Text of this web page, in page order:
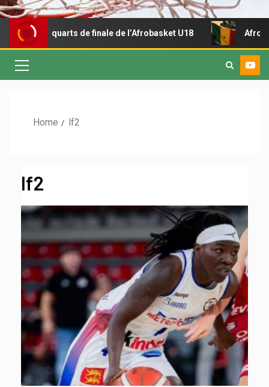
de finale de l’Afrobasket U18 Afrobasket U18 –
Home lf2
lf2